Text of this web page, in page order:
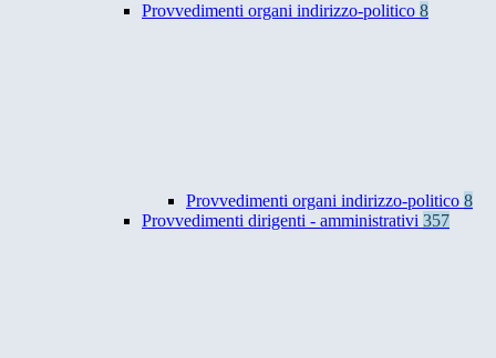
Provvedimenti organi indirizzo-politico 8
Provvedimenti organi indirizzo-politico 8
Provvedimenti dirigenti - amministrativi 357